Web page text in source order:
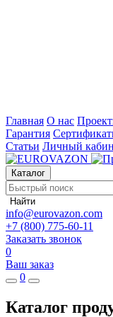
Главная О нас
Гарантия
Статьи Личный
Каталог
Найти
info@eurovazon.com
+7 (800) 775-60-11
Заказать звонок
0
Ваш заказ
0
Каталог